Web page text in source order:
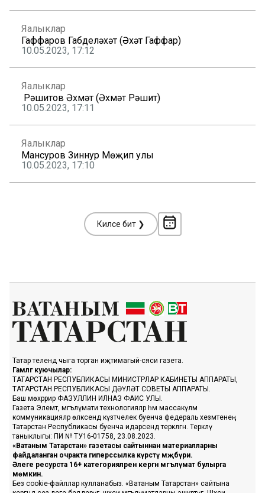
Яңалыклар
Гаффаров Габделәхәт (Әхәт Гаффар)
10.05.2023, 17:12
Яңалыклар
Рәшитов Әхмәт (Әхмәт Рәшит)
10.05.2023, 17:11
Яңалыклар
Мансуров Зиннур Мөҗип улы
10.05.2023, 17:10
Киләсе бит ❯
Татар телендә чыга торган иҗтимагый-сәяси газета.
Гамәлгә куючылар:
ТАТАРСТАН РЕСПУБЛИКАСЫ МИНИСТРЛАР КАБИНЕТЫ АППАРАТЫ,
ТАТАРСТАН РЕСПУБЛИКАСЫ ДӘҮЛӘТ СОВЕТЫ АППАРАТЫ.
Баш мөхәррир ФАЗУЛЛИН ИЛНАЗ ФАИС УЛЫ.
Газета Элемтә, мәгълүмати технологияләр һәм массакүләм
коммуникацияләр өлкәсендә күзәтчелек буенча федераль хезмәтенең
Татарстан Республикасы буенча идарәсендә теркәлгән. Теркәлү
таныклыгы: ПИ № ТУ16-01758, 23.08.2023.
«Ватаным Татарстан» газетасы сайтыннан материалларны
файдаланган очракта гиперссылка күрсәтү мәҗбүри.
Әлеге ресурста 16+ категорияләренә кергән мәгълүмат булырга
мөмкин.
Без cookie-файллар кулланабыз. «Ватаным Татарстан» сайтына